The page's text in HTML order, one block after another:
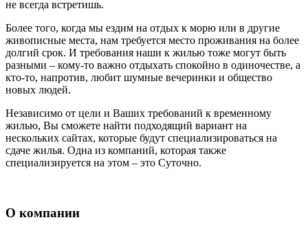
не всегда встретишь.
Более того, когда мы ездим на отдых к морю или в другие
живописные места, нам требуется место проживания на более
долгий срок. И требования наши к жилью тоже могут быть
разными – кому-то важно отдыхать спокойно в одиночестве, а
кто-то, напротив, любит шумные вечеринки и общество
новых людей.
Независимо от цели и Ваших требований к временному
жилью, Вы сможете найти подходящий вариант на
нескольких сайтах, которые будут специализироваться на
сдаче жилья. Одна из компаний, которая также
специализируется на этом – это Суточно.
О компании